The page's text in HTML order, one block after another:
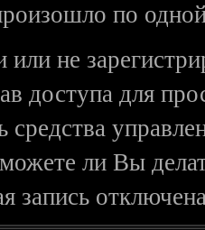
по
не
доступа для
средства
ли Вы
запись